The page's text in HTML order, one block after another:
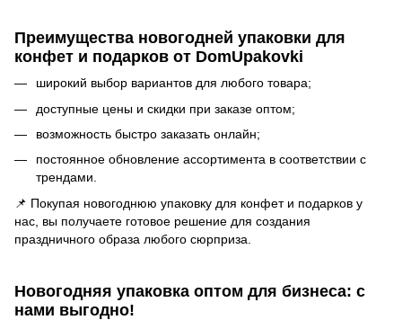
Преимущества новогодней упаковки для
конфет и подарков от DomUpakovki
широкий выбор вариантов для любого товара;
доступные цены и скидки при заказе оптом;
возможность быстро заказать онлайн;
постоянное обновление ассортимента в соответствии с
трендами.
📌 Покупая новогоднюю упаковку для конфет и подарков у
нас, вы получаете готовое решение для создания
праздничного образа любого сюрприза.
Новогодняя упаковка оптом для бизнеса: с
нами выгодно!